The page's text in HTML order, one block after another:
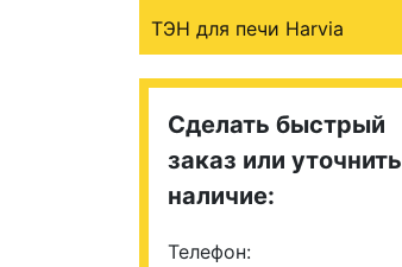
ТЭН для печи Harvia
Сделать быстрый
заказ или уточнить
наличие:
Телефон: